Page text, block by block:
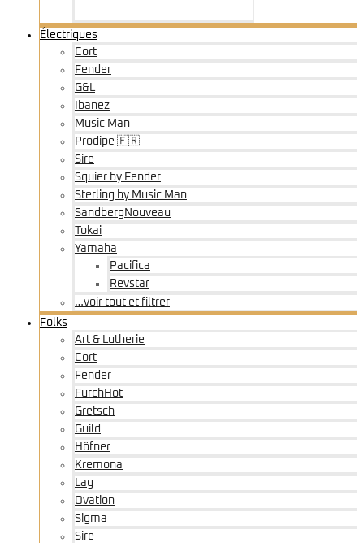
Électriques
Cort
Fender
G&L
Ibanez
Music Man
Prodipe 🇫🇷
Sire
Squier by Fender
Sterling by Music Man
Sandberg Nouveau
Tokai
Yamaha
Pacifica
Revstar
…voir tout et filtrer
Folks
Art & Lutherie
Cort
Fender
FurchHot
Gretsch
Guild
Höfner
Kremona
Lag
Ovation
Sigma
Sire